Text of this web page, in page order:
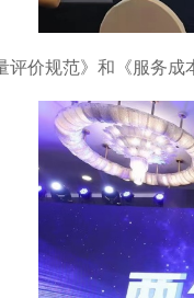
评价规范》和《服务